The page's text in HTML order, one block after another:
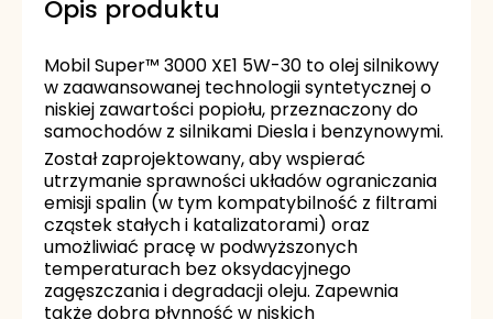
Opis produktu
Mobil Super™ 3000 XE1 5W-30 to olej silnikowy
w zaawansowanej technologii syntetycznej o
niskiej zawartości popiołu, przeznaczony do
samochodów z silnikami Diesla i benzynowymi.
Został zaprojektowany, aby wspierać
utrzymanie sprawności układów ograniczania
emisji spalin (w tym kompatybilność z filtrami
cząstek stałych i katalizatorami) oraz
umożliwiać pracę w podwyższonych
temperaturach bez oksydacyjnego
zagęszczania i degradacji oleju. Zapewnia
także dobrą płynność w niskich